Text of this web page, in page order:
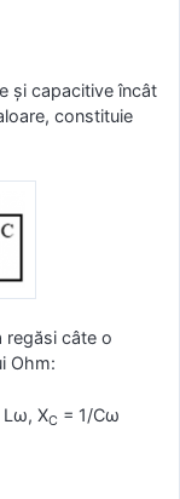
şi capacitive încât
constituie
regăsi câte o
Ohm:
Lω, XC = 1/Cω